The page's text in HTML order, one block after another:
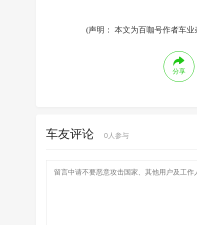
(声明： 本文为百咖号作者车
分享
车友评论 0 人参与